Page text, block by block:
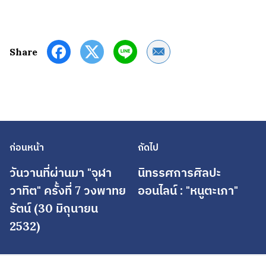
Share Share by Email
ก่อนหน้า
วันวานที่ผ่านมา "จุฬา
วาทิต" ครั้งที่ 7 วงพาทย
รัตน์ (30 มิถุนายน
2532)
ถัดไป
นิทรรศการศิลปะ
ออนไลน์ : "หนูตะเภา"